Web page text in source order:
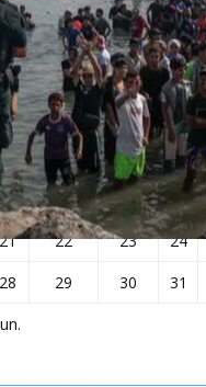
iulie 2025
L Ma Mi J
1 2 3
7
8 9 10
15 16 17
22 23 24
28
29 30 31